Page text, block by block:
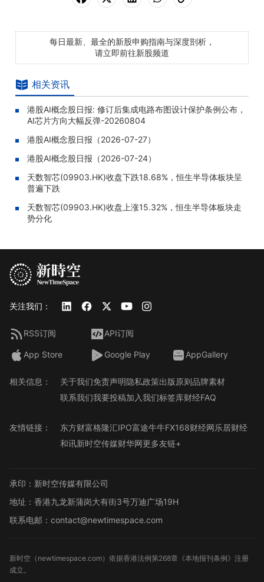
每日最新、最全的新股申购指南与深度剖析，
请立即前往新股频道
相关资讯
港股AI概念股日报: 修订后集成电路布图设计保护条例公布，
AI芯片方向大幅反弹-20260804
港股AI概念股日报（2026-07-27）
港股AI概念股日报（2026-07-24）
天数智芯(09903.HK)收盘下跌18.68%，恒生半导体板块呈
普遍下跌
天数智芯(09903.HK)收盘上涨15.32%，恒生半导体板块走
势分化
关注我们：
RSS订阅 API订阅
App Store Google Play AppGallery
相关信息： 关于我们免责声明隐私政策出版原则品牌素材
联系我们我要投稿加入我们标签库财经FAQ
友情链接： 东方财富格隆汇IPO富途牛牛FX168财经网乐居财经
和讯新时空传媒财华网更多友链+
承印：新时空传媒有限公司
地址：香港九龙新蒲岗大有街3号万迪广场19H
联系电邮：contact@newtimespace.com
新时空（ newtimespace.com）依据香港法例第268章《本地报刊条例》注册
成立。